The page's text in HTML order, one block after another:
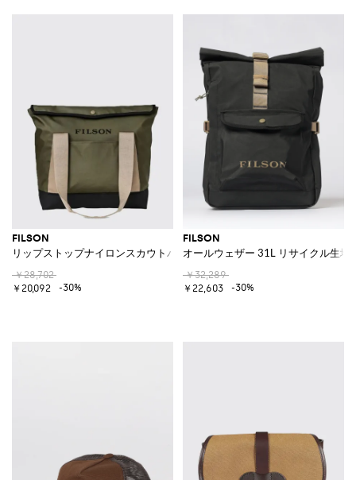
FILSON
リップストップナイロンスカウトバッグ
￥28,702
￥20,092
-30%
FILSON
オールウェザー 31L リサイクル生地
￥32,289
￥22,603
-30%